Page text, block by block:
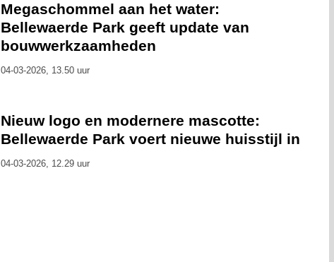
Megaschommel aan het water:
Bellewaerde Park geeft update van
bouwwerkzaamheden
04-03-2026, 13.50 uur
Nieuw logo en modernere mascotte:
Bellewaerde Park voert nieuwe huisstijl in
04-03-2026, 12.29 uur